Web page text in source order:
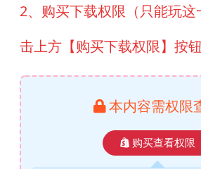
2、购买下载权限（只能玩这
击上方【购买下载权限】按钮
本内容需权限
购买查看权限